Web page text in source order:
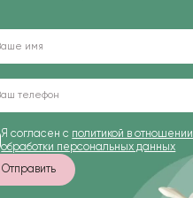
Я согласен с политикой в отношении
обработки персональных данных
Отправить